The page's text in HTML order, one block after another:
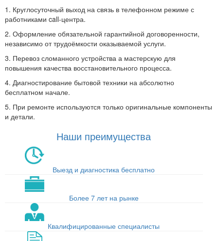
1. Круглосуточный выход на связь в телефонном режиме с
работниками call-центра.
2. Оформление обязательной гарантийной договоренности,
независимо от трудоёмкости оказываемой услуги.
3. Перевоз сломанного устройства а мастерскую для
повышения качества восстановительного процесса.
4. Диагностирование бытовой техники на абсолютно
бесплатном начале.
5. При ремонте используются только оригинальные компоненты
и детали.
Наши преимущества
Выезд и диагностика бесплатно
Более 7 лет на рынке
Квалифицированные специалисты